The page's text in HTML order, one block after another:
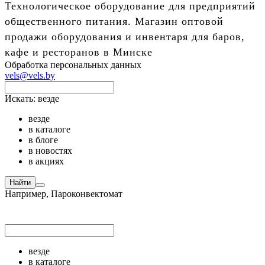
Технологическое оборудование для предприятий
общественного питания. Магазин оптовой
продажи оборудования и инвентаря для баров,
кафе и ресторанов в Минске
Обработка персональных данных
vels@vels.by
Искать: везде
везде
в каталоге
в блоге
в новостях
в акциях
Найти
Например, Пароконвектомат
везде
в каталоге